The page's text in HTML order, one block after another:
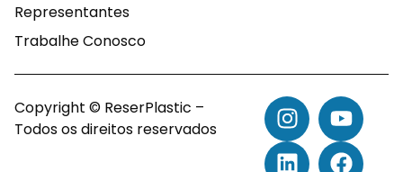
Representantes
Trabalhe Conosco
Copyright © ReserPlastic –
Todos os direitos reservados